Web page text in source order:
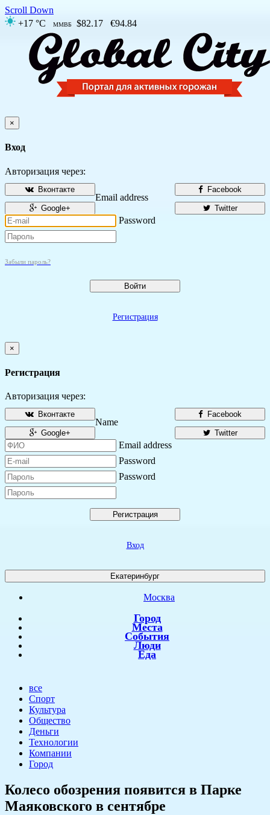
Scroll Down
+17 °C
ММВБ $82.17 €94.84
×
Вход
Авторизация через:
Facebook
Вконтакте
Twitter
Google+
Email address
Password
Забыли пароль?
Войти
Регистрация
×
Регистрация
Авторизация через:
Facebook
Вконтакте
Twitter
Google+
Name
Email address
Password
Password
Регистрация
Вход
Екатеринбург
Москва
Город
Места
События
Люди
Еда
все
Спорт
Культура
Общество
Деньги
Технологии
Компании
Город
Колесо обозрения появится в Парке
Маяковского в сентябре